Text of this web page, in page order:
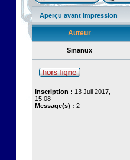
Aperçu avant impression
Auteur
Smanux
Inscription : 13 Juil 2017,
15:08
Message(s) : 2